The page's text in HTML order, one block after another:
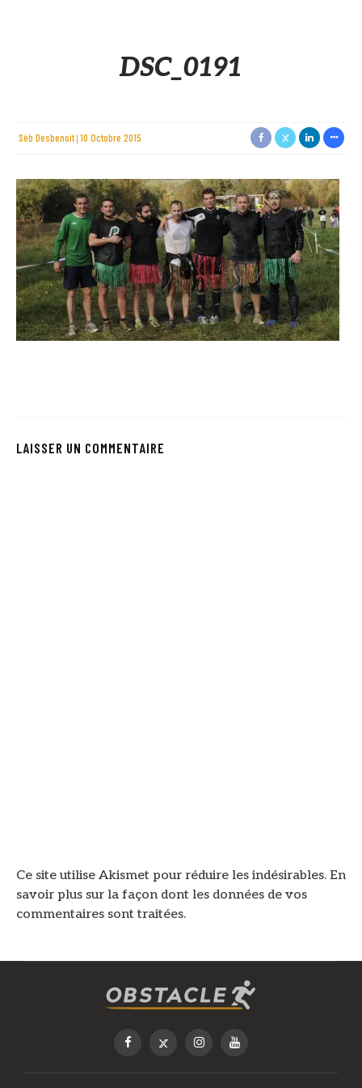
DSC_0191
Sèb Desbenoit 10 Octobre 2015
LAISSER UN COMMENTAIRE
Ce site utilise Akismet pour réduire les indésirables. En
savoir plus sur la façon dont les données de vos
commentaires sont traitées.